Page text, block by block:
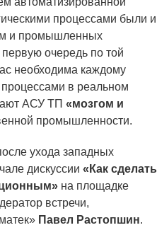
процессами были и
и промышленных
очередь по той
необходима каждому
в реальном
АСУ ТП «мозгом и
промышленности.
ухода западных
дискуссии «Как сделать
на площадке
встречи,
Павел Растопшин.